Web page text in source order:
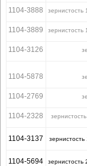
1104-3888
1104-3889
1104-3126
1104-5878
1104-2769
1104-2328
1104-3137
1104-5694